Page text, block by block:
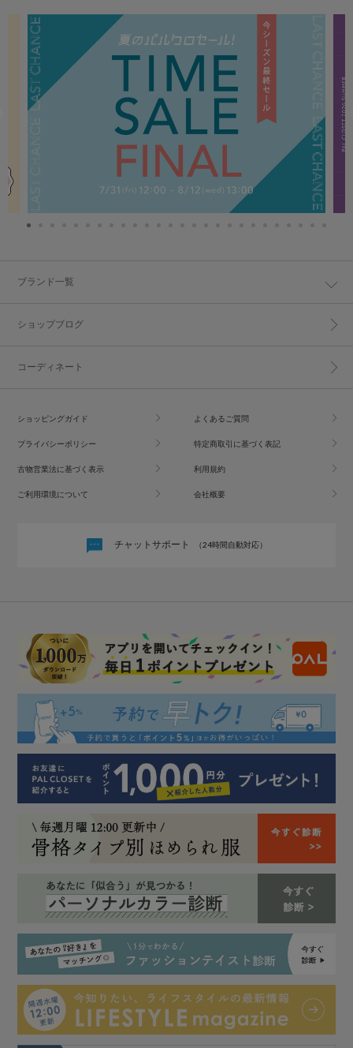
ブランド一覧
ショップブログ
コーディネート
ショッピングガイド よくあるご質問
プライバシーポリシー 特定商取引に基づく表記
古物営業法に基づく表示 利用規約
ご利用環境について 会社概要
チャットサポート （24時間自動対応）